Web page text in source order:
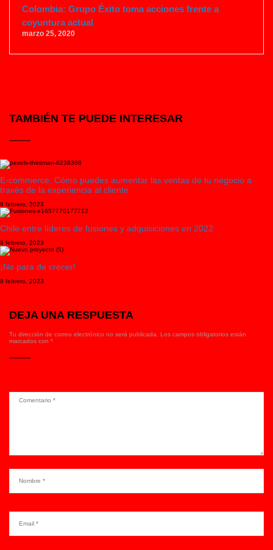
Colombia: Grupo Éxito toma acciones frente a
coyuntura actual
marzo 25, 2020
TAMBIÉN TE PUEDE INTERESAR
E-commerce: Cómo puedes aumentar las ventas de tu negocio a
través de la experiencia al cliente
8 febrero, 2023
Chile entre líderes de fusiones y adquisiciones en 2022
8 febrero, 2023
¡No para de crecer!
8 febrero, 2023
DEJA UNA RESPUESTA
Tu dirección de correo electrónico no será publicada.
Los campos obligatorios están
marcados con *